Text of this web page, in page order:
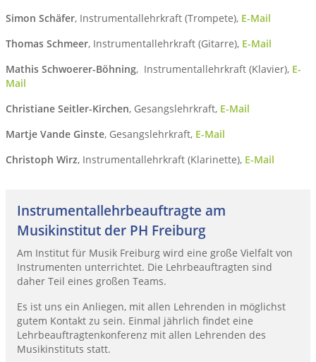
Simon Schäfer, Instrumentallehrkraft (Trompete), E-Mail
Thomas Schmeer, Instrumentallehrkraft (Gitarre), E-Mail
Mathis Schwoerer-Böhning, Instrumentallehrkraft (Klavier), E-
Mail
Christiane Seitler-Kirchen, Gesangslehrkraft, E-Mail
Martje Vande Ginste, Gesangslehrkraft, E-Mail
Christoph Wirz, Instrumentallehrkraft (Klarinette), E-Mail
Instrumentallehrbeauftragte am
Musikinstitut der PH Freiburg
Am Institut für Musik Freiburg wird eine große Vielfalt von
Instrumenten unterrichtet. Die Lehrbeauftragten sind
daher Teil eines großen Teams.
Es ist uns ein Anliegen, mit allen Lehrenden in möglichst
gutem Kontakt zu sein. Einmal jährlich findet eine
Lehrbeauftragtenkonferenz mit allen Lehrenden des
Musikinstituts statt.